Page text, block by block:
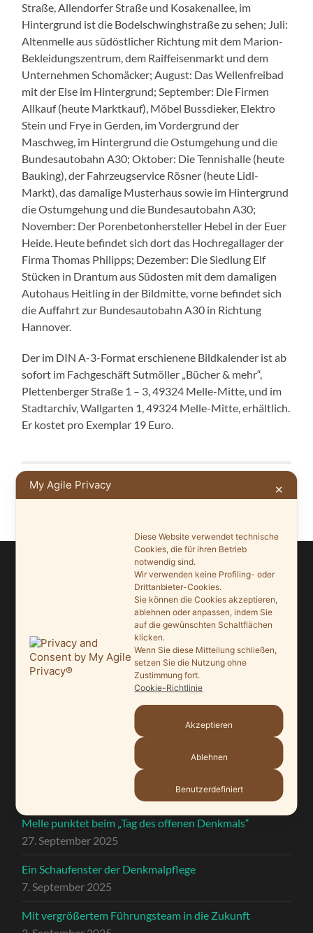
Straße, Allendorfer Straße und Kosakenallee, im
Hintergrund ist die Bodelschwinghstraße zu sehen; Juli:
Altenmelle aus südöstlicher Richtung mit dem Marion-
Bekleidungszentrum, dem Raiffeisenmarkt und dem
Unternehmen Schomäcker; August: Das Wellenfreibad
mit der Else im Hintergrund; September: Die Firmen
Allkauf (heute Marktkauf), Möbel Bussdieker, Elektro
Stein und Frye in Gerden, im Vordergrund der
Maschweg, im Hintergrund die Ostumgehung und die
Bundesautobahn A30; Oktober: Die Tennishalle (heute
Bauking), der Fahrzeugservice Rösner (heute Lidl-
Markt), das damalige Musterhaus sowie im Hintergrund
die Ostumgehung und die Bundesautobahn A30;
November: Der Porenbetonhersteller Hebel in der Euer
Heide. Heute befindet sich dort das Hochregallager der
Firma Thomas Philipps; Dezember: Die Siedlung Elf
Stücken in Drantum aus Südosten mit dem damaligen
Autohaus Heitling in der Bildmitte, vorne befindet sich
die Auffahrt zur Bundesautobahn A30 in Richtung
Hannover.
Der im DIN A-3-Format erschienene Bildkalender ist ab
sofort im Fachgeschäft Sutmöller „Bücher & mehr“,
Plettenberger Straße 1 – 3, 49324 Melle-Mitte, und im
Stadtarchiv, Wallgarten 1, 49324 Melle-Mitte, erhältlich.
Er kostet pro Exemplar 19 Euro.
NEUERE
IN UNSEREN SEITEN SUCHEN
Ein Leuchtturmprojekt für mehr Artenvielfalt
Saisonauftakt nach Maß im Grönegau-Museum
Melle punktet beim „Tag des offenen Denkmals“
27. September 2025
Ein Schaufenster der Denkmalpflege
7. September 2025
Mit vergrößertem Führungsteam in die Zukunft
My Agile Privacy ✕
Diese Website verwendet technische
Cookies, die für ihren Betrieb
notwendig sind.
Wir verwenden keine Profiling- oder
Drittanbieter-Cookies.
Sie können die Cookies akzeptieren,
ablehnen oder anpassen, indem Sie
auf die gewünschten Schaltflächen
klicken.
Wenn Sie diese Mitteilung schließen,
setzen Sie die Nutzung ohne
Zustimmung fort.
Cookie-Richtlinie
Akzeptieren
Ablehnen
Benutzerdefiniert